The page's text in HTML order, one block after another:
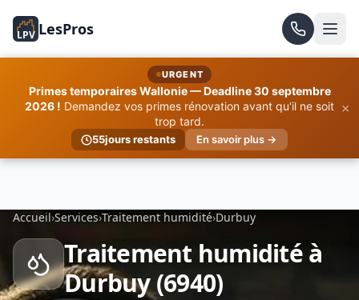
LPV LesPros
URGENT
Primes temporaires Wallonie — Deadline 30 septembre
2026 ! Demandez vos primes rénovation avant qu'il ne soit
trop tard.
55jours restants En savoir plus →
×
Accueil›Services›Traitement humidité›Durbuy
Traitement humidité à
Durbuy (6940)